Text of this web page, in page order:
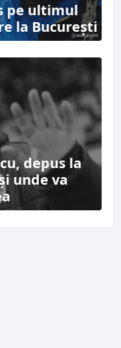
pe ultimul
la București
depus la
unde va